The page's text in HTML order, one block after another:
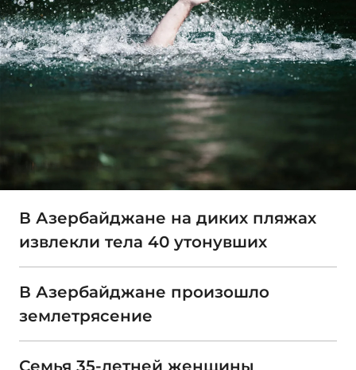
В Азербайджане на диких пляжах
извлекли тела 40 утонувших
В Азербайджане произошло
землетрясение